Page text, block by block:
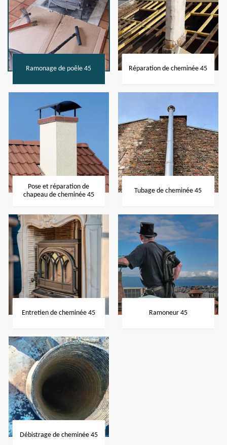
Ramonage de poêle 45 Réparation de cheminée 45
Pose et réparation de
chapeau de cheminée 45
Tubage de cheminée 45
Entretien de cheminée 45 Ramoneur 45
Débistrage de cheminée 45